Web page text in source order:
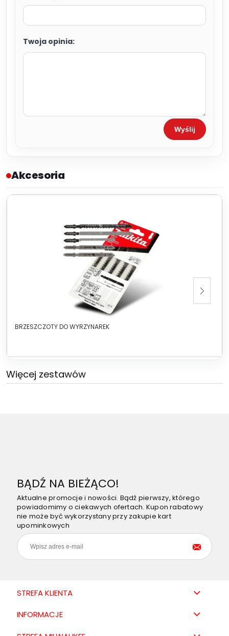
Twoja opinia:
Wyślij
Akcesoria
BRZESZCZOTY DO WYRZYNAREK
Więcej zestawów
BĄDŹ NA BIEŻĄCO!
Aktualne promocje i nowości. Bądź pierwszy, którego
powiadomimy o ciekawych ofertach. Kupon rabatowy
nie może być wykorzystany przy zakupie kart
upominkowych
STREFA KLIENTA
INFORMACJE